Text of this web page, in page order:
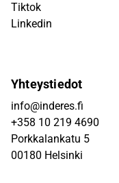
Tiktok
Linkedin
Yhteystiedot
info@inderes.fi
+358 10 219 4690
Porkkalankatu 5
00180 Helsinki